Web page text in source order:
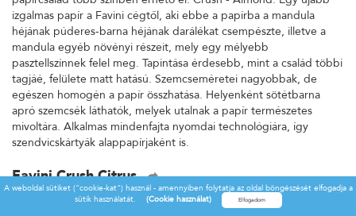
izgalmas papír a Favini cégtől, aki ebbe a papírba a mandula
héjának púderes-barna héjának darálékat csempészte, illetve a
mandula egyéb növényi részeit, mely egy mélyebb
pasztellszínnek felel meg. Tapintása érdesebb, mint a család többi
tagjáé, felülete matt hatású. Szemcseméretei nagyobbak, de
egészen homogén a papír összhatása. Helyenként sötétbarna
apró szemcsék láthatók, melyek utalnak a papír természetes
mivoltára. Alkalmas mindenfajta nyomdai technológiára, így
szendvicskártyák alappapírjaként is.
Favini Crush Citrus
Favini Crush - 250g/350g A Crush egy környezetbarát
papírcsalád, melynél különböző gyümölcsök és növények
A weboldal sütiket ("cookie-kat") használ - amennyiben folytatja az oldal böngészését elfogadja a
sütik használatát.
(Cookie használat)